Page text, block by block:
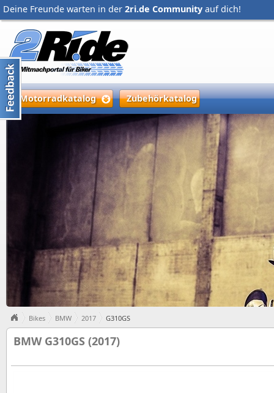
Deine Freunde warten in der 2ri.de Community auf dich!
Motorradkatalog Zubehörkatalog
Bikes BMW 2017 G310GS
BMW G310GS (2017)